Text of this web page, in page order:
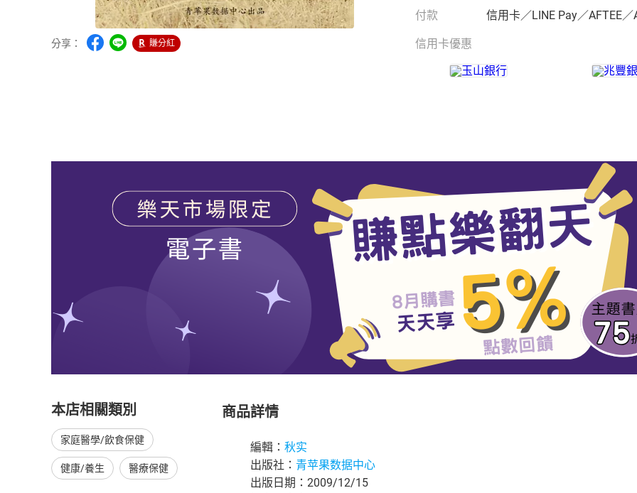
分享： 賺分紅
付款 信用卡／LINE Pay／AFTEE／
信用卡優惠
本店相關類別
家庭醫學/飲食保健
健康/養生 醫療保健
商品詳情
編輯： 秋实
出版社： 青苹果数据中心
出版日期：2009/12/15